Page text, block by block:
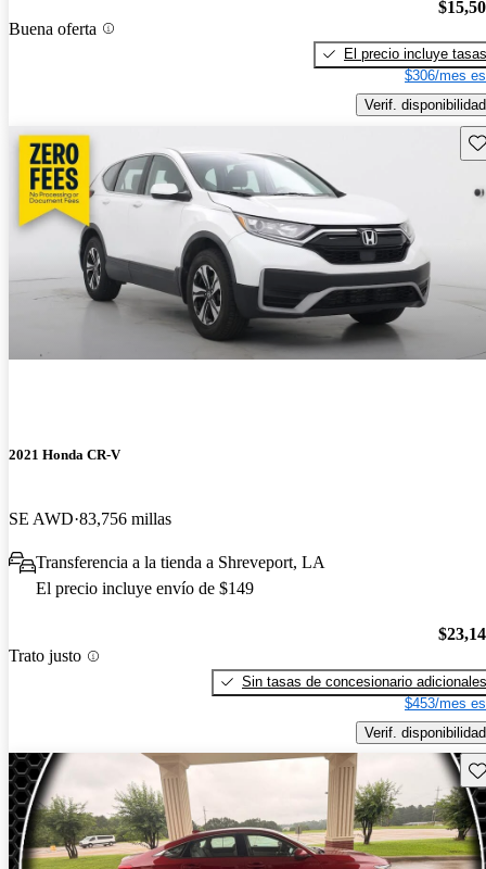
Buena oferta
El precio incluye tasas
$306/mes
Verif. disponibilidad
2021 Honda CR-V
SE AWD 83,756 millas
Transferencia a la tienda a Shreveport, LA
El precio incluye envío de $149
Trato justo
Sin tasas de concesionario adicionales
$453/mes
Verif. disponibilidad